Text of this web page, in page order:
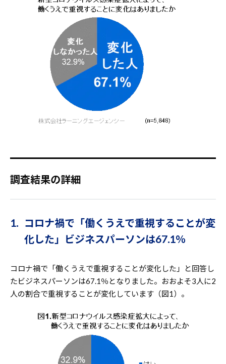
調査結果の詳細
1. コロナ禍で「働くうえで重視することが変
化した」ビジネスパーソンは67.1％
コロナ禍で「働くうえで重視することが変化した」と回答し
たビジネスパーソンは67.1％となりました。おおよそ3人に2
人の割合で重視することが変化しています（図1）。